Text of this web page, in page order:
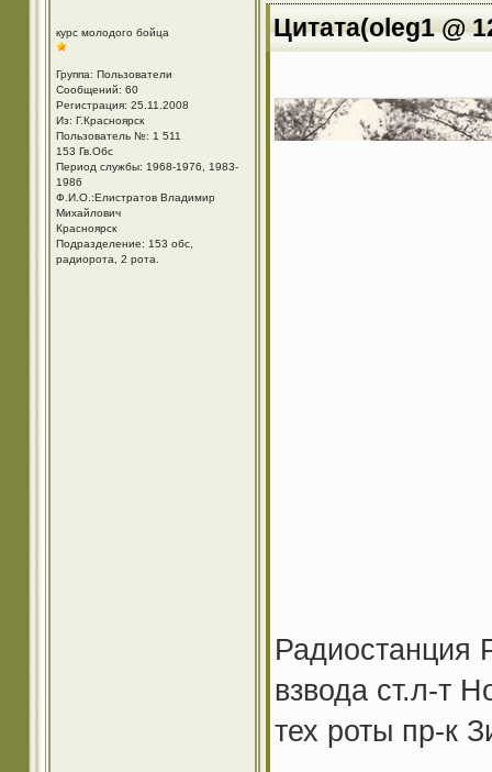
курс молодого бойца
Группа: Пользователи
Сообщений: 60
Регистрация: 25.11.2008
Из: Г.Красноярск
Пользователь №: 1 511
153 Гв.Обс
Период службы: 1968-1976, 1983-
1986
Ф.И.О.:Елистратов Владимир
Михайлович
Красноярск
Подразделение: 153 обс,
радиорота, 2 рота.
Цитата(oleg1 @
Радиостанция
взвода ст.л-т
тех роты пр-к